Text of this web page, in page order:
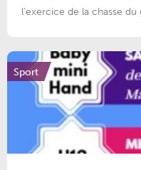
l'exercice de la chasse du
Sport